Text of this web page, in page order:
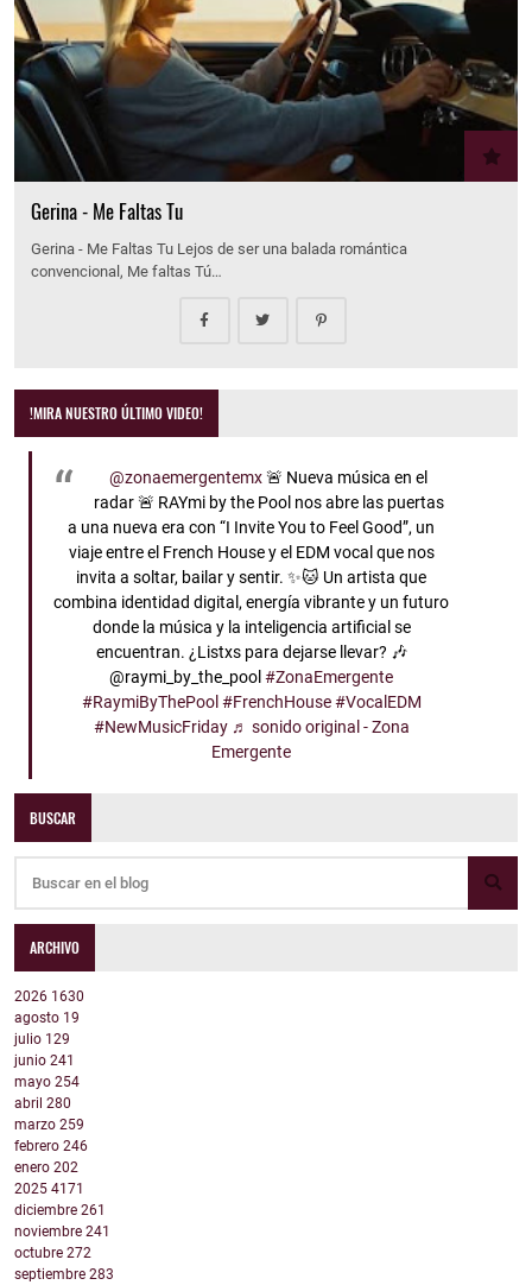
Gerina - Me Faltas Tu
Gerina - Me Faltas Tu Lejos de ser una balada romántica
convencional, Me faltas Tú…
!MIRA NUESTRO ÚLTIMO VIDEO!
@zonaemergentemx🚨 Nueva música en el
radar 🚨 RAYmi by the Pool nos abre las puertas
a una nueva era con “I Invite You to Feel Good”, un
viaje entre el French House y el EDM vocal que nos
invita a soltar, bailar y sentir. ✨🐱 Un artista que
combina identidad digital, energía vibrante y un futuro
donde la música y la inteligencia artificial se
encuentran. ¿Listxs para dejarse llevar? 🎶
@raymi_by_the_pool#ZonaEmergente
#RaymiByThePool #FrenchHouse #VocalEDM
#NewMusicFriday ♬ sonido original - Zona
Emergente
BUSCAR
ARCHIVO
2026 1630
agosto 19
julio 129
junio 241
mayo 254
abril 280
marzo 259
febrero 246
enero 202
2025 4171
diciembre 261
noviembre 241
octubre 272
septiembre 283